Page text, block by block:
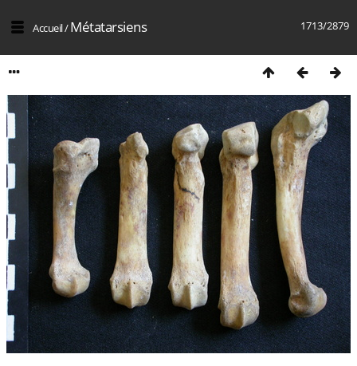
1713/2879
Accueil/Métatarsiens